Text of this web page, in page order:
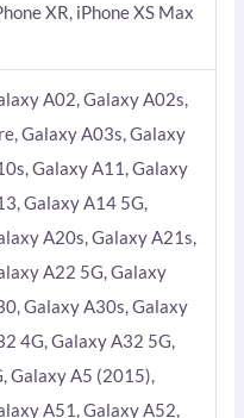
XR, iPhone XS Max
A02, Galaxy A02s,
Galaxy A03s, Galaxy
Galaxy A11, Galaxy
Galaxy A14 5G,
A20s, Galaxy A21s,
A22 5G, Galaxy
Galaxy A30s, Galaxy
4G, Galaxy A32 5G,
Galaxy A5 (2015),
A51, Galaxy A52,